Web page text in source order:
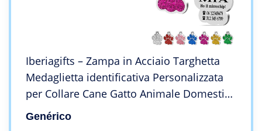
Iberiagifts – Zampa in Acciaio Targhetta
Medaglietta identificativa Personalizzata
per Collare Cane Gatto Animale Domestico
con incisione (Fucsia)
Genérico